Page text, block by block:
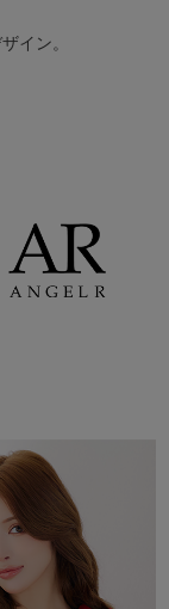
イン。